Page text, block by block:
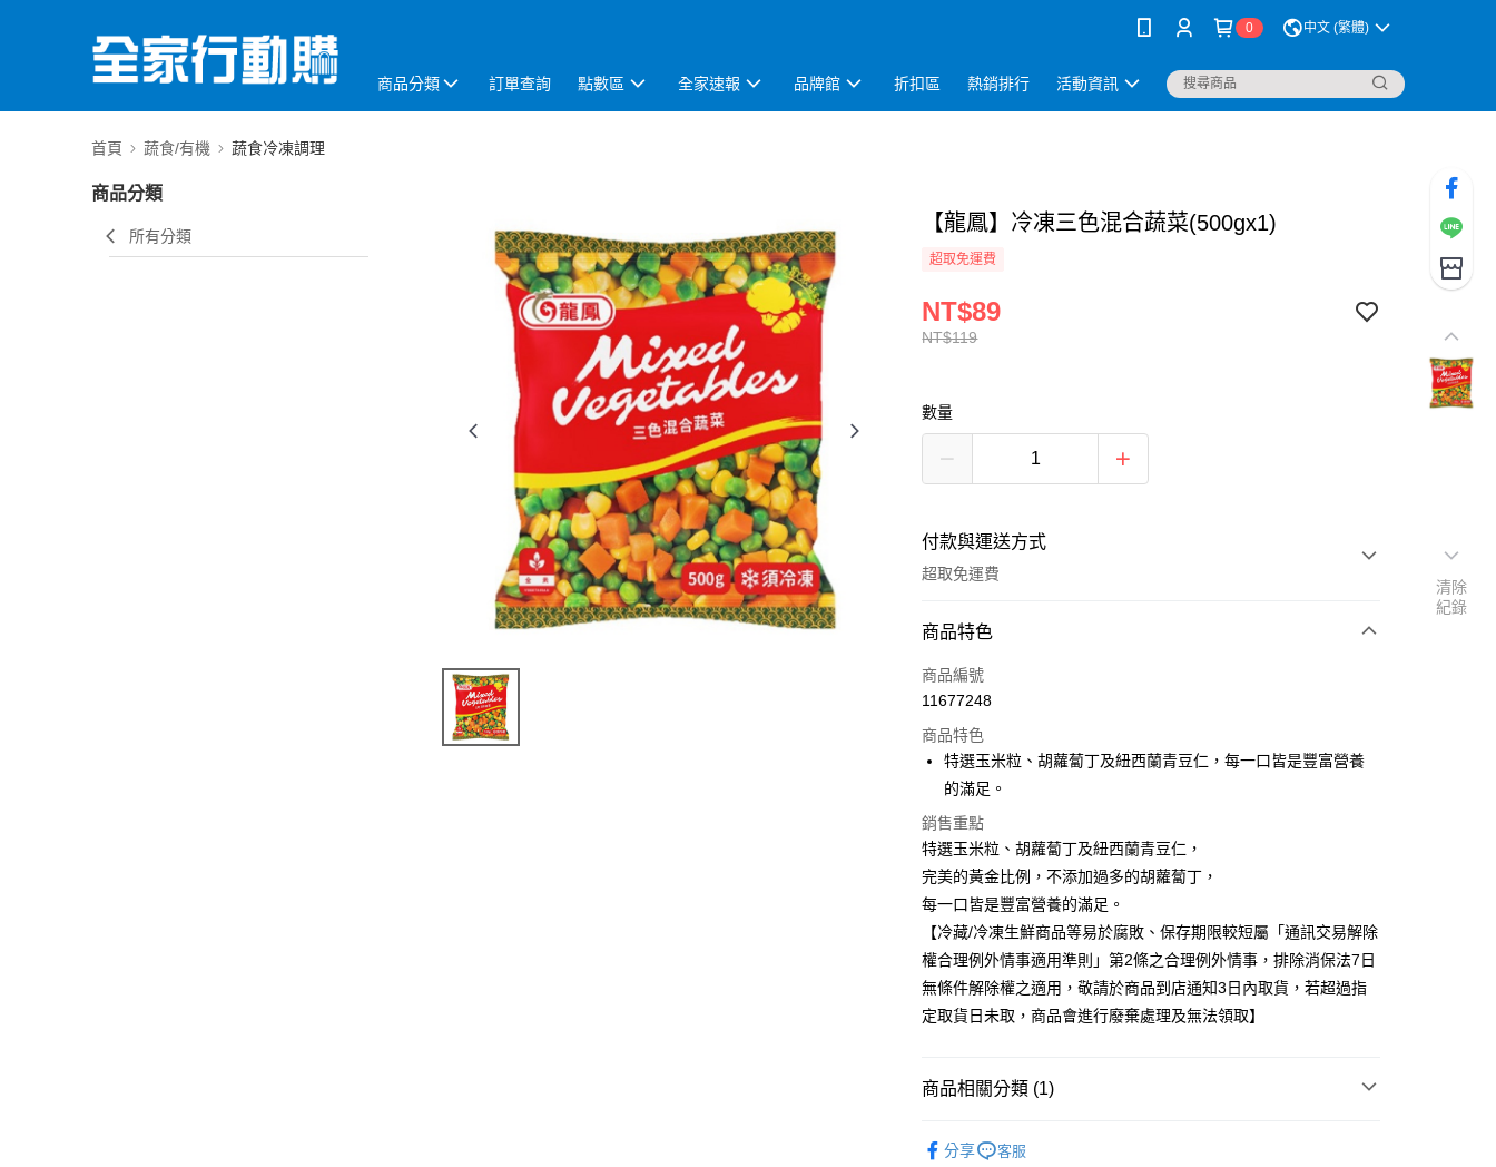
0 中文 (繁體)
商品分類 訂單查詢 點數區 全家速報 品牌館 折扣區 熱銷排行 活動資訊
首頁 蔬食/有機 蔬食冷凍調理
商品分類
所有分類
【龍鳳】冷凍三色混合蔬菜(500gx1)
超取免運費
NT$119
NT$89
數量
付款與運送方式
超取免運費
付款方式
全家線上支付
運送方式
冷凍-全家取貨付款
免運費
冷凍-付款後全家取貨
免運費
商品特色
商品編號
11677248
商品特色
特選玉米粒、胡蘿蔔丁及紐西蘭青豆仁，每一口皆是豐富營養
的滿足。
銷售重點
特選玉米粒、胡蘿蔔丁及紐西蘭青豆仁，
完美的黃金比例，不添加過多的胡蘿蔔丁，
每一口皆是豐富營養的滿足。
【冷藏/冷凍生鮮商品等易於腐敗、保存期限較短屬「通訊交易解除
權合理例外情事適用準則」第2條之合理例外情事，排除消保法7日
無條件解除權之適用，敬請於商品到店通知3日內取貨，若超過指
定取貨日未取，商品會進行廢棄處理及無法領取】
商品相關分類 (1)
分享
客服
清除
紀錄